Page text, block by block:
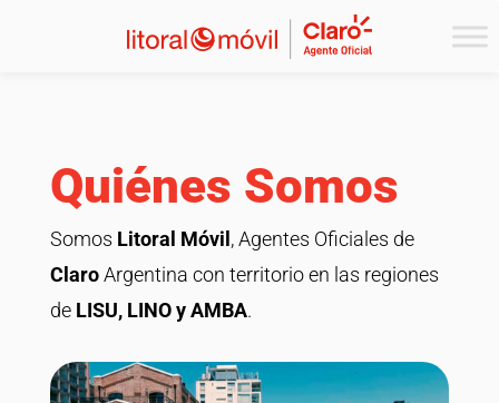
Quiénes Somos
Somos Litoral Móvil , Agentes Oficiales de
ClaroArgentina con territorio en las regiones
de LISU, LINO y AMBA.